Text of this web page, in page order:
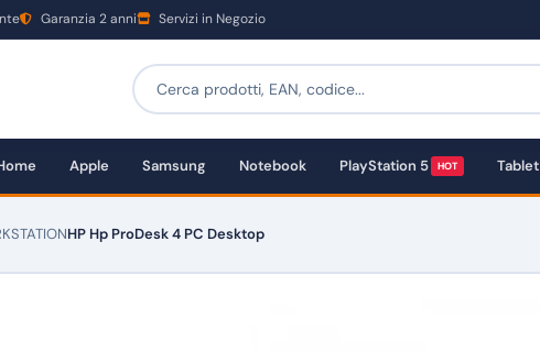
Garanzia 2 anni Servizi in Negozio
Apple Samsung Notebook PlayStation 5 HOT Tablet
HP Hp ProDesk 4 PC Desktop